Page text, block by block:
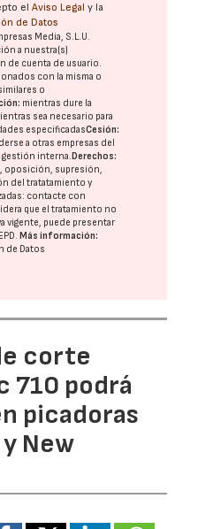
elAviso Legal y la
de Datos
Media, S.L.U.
a nuestra(s)
de cuenta de usuario.
con la misma o
o
mientras dure la
sea necesario para
especificadasCesión:
a otras empresas del
interna. Derechos:
oposición, supresión,
del tratatamiento y
contacte con
que el tratamiento no
vigente, puede presentar
. Más información:
de Datos
corte
710 podrá
picadoras
New